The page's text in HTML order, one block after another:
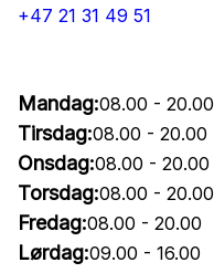
+47 21 31 49 51
Mandag:08.00 - 20.00
Tirsdag:08.00 - 20.00
Onsdag:08.00 - 20.00
Torsdag:08.00 - 20.00
Fredag:08.00 - 20.00
Lørdag:09.00 - 16.00